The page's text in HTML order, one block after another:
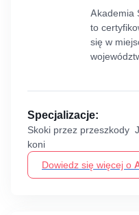
Akademia
to
się w
Specjalizacje:
Skoki przez przeszkody
koni
Dowiedz się więcej o